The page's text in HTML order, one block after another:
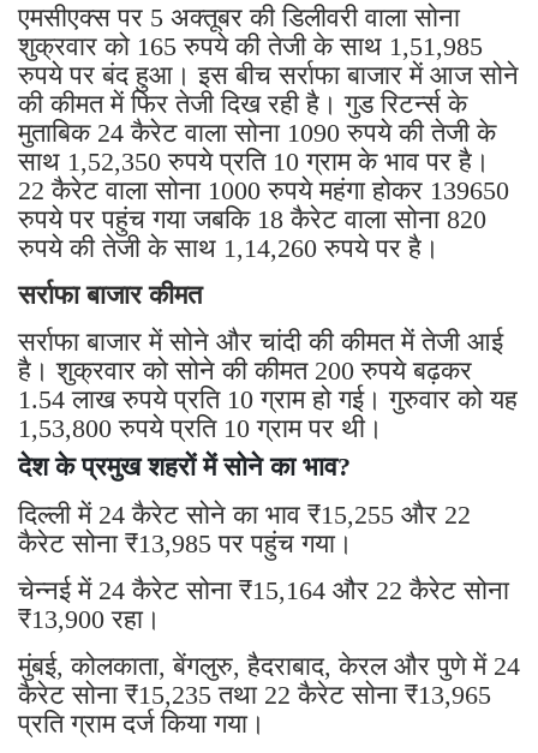
एमसीएक्स पर 5 अक्तूबर की डिलीवरी वाला सोना
शुक्रवार को 165 रुपये की तेजी के साथ 1,51,985
रुपये पर बंद हुआ। इस बीच सर्राफा बाजार में आज सोने
की कीमत में फिर तेजी दिख रही है। गुड रिटर्न्स के
मुताबिक 24 कैरेट वाला सोना 1090 रुपये की तेजी के
साथ 1,52,350 रुपये प्रति 10 ग्राम के भाव पर है।
22 कैरेट वाला सोना 1000 रुपये महंगा होकर 139650
रुपये पर पहुंच गया जबकि 18 कैरेट वाला सोना 820
रुपये की तेजी के साथ 1,14,260 रुपये पर है।
सर्राफा बाजार कीमत
सर्राफा बाजार में सोने और चांदी की कीमत में तेजी आई
है। शुक्रवार को सोने की कीमत 200 रुपये बढ़कर
1.54 लाख रुपये प्रति 10 ग्राम हो गई। गुरुवार को यह
1,53,800 रुपये प्रति 10 ग्राम पर थी।
देश के प्रमुख शहरों में सोने का भाव?
दिल्ली में 24 कैरेट सोने का भाव ₹15,255 और 22
कैरेट सोना ₹13,985 पर पहुंच गया।
चेन्नई में 24 कैरेट सोना ₹15,164 और 22 कैरेट सोना
₹13,900 रहा।
मुंबई, कोलकाता, बेंगलुरु, हैदराबाद, केरल और पुणे में 24
कैरेट सोना ₹15,235 तथा 22 कैरेट सोना ₹13,965
प्रति ग्राम दर्ज किया गया।